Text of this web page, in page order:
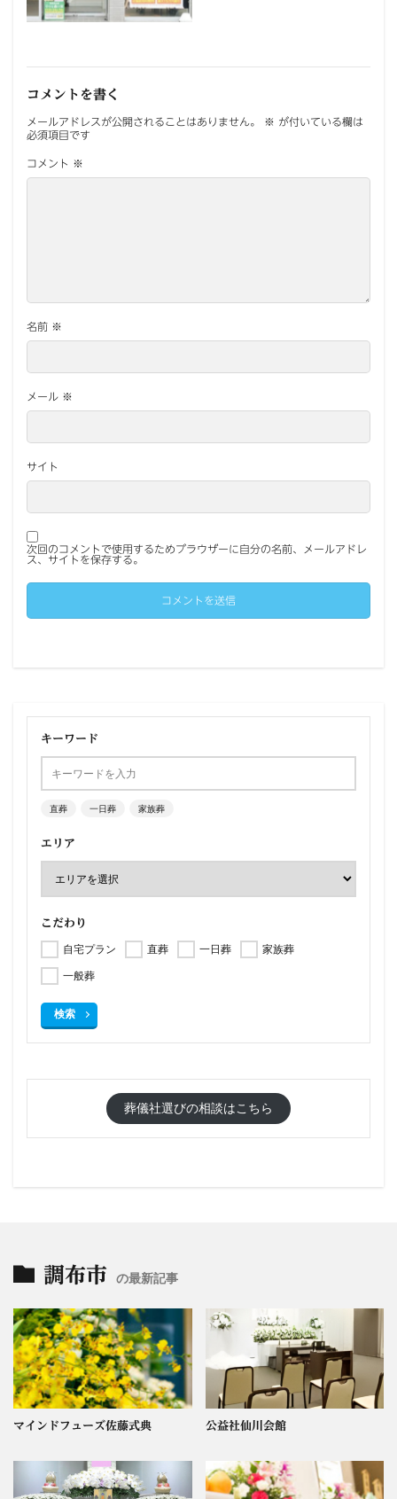
コメントを書く
メールアドレスが公開されることはありません。 ※ が付いている欄は
必須項目です
コメント ※
名前 ※
メール ※
サイト
次回のコメントで使用するためブラウザーに自分の名前、メールアドレ
ス、サイトを保存する。
キーワード
直葬 一日葬 家族葬
エリア
こだわり
自宅プラン 直葬 一日葬
家族葬
一般葬
検索
葬儀社選びの相談はこちら
調布市 の最新記事
マインドフューズ佐藤式典 公益社仙川会館